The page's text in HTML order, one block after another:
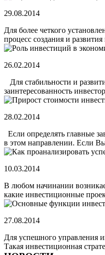
29.08.2014
Для более четкого
процесс создания и
26.02.2014
Для стабильности и
заинтересованность
28.02.2014
Если определять главные
в этом направлении. Если
10.03.2014
В любом начинании
какие инвестиционные
27.08.2014
Для успешного управления
Такая инвестиционная